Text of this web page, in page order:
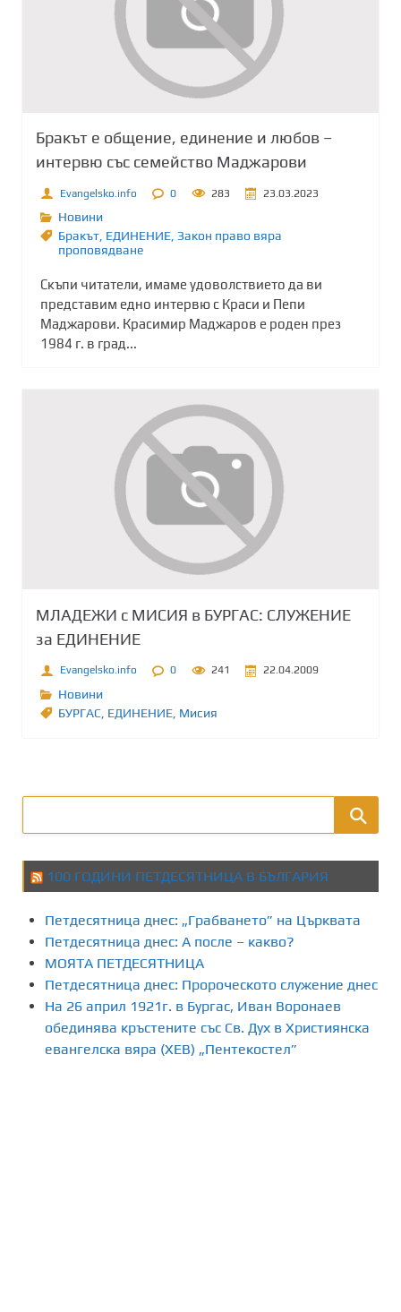
Бракът е общение, единение и любов –
интервю със семейство Маджарови
Evangelsko.info 0 283 23.03.2023
Новини
Бракът, ЕДИНЕНИЕ, Закон право вяра
проповядване
Скъпи читатели, имаме удоволствието да ви
представим едно интервю с Краси и Пепи
Маджарови. Красимир Маджаров е роден през
1984 г. в град...
МЛАДЕЖИ с МИСИЯ в БУРГАС: СЛУЖЕНИЕ
за ЕДИНЕНИЕ
Evangelsko.info 0 241 22.04.2009
Новини
БУРГАС ЕДИНЕНИЕ Мисия
100 ГОДИНИ ПЕТДЕСЯТНИЦА В БЪЛГАРИЯ
Петдесятница днес: „Грабването” на Църквата
Петдесятница днес: А после – какво?
МОЯТА ПЕТДЕСЯТНИЦА
Петдесятница днес: Пророческото служение днес
На 26 април 1921г. в Бургас, Иван Воронаев
обединява кръстените със Св. Дух в Християнска
евангелска вяра (ХЕВ) „Пентекостел”